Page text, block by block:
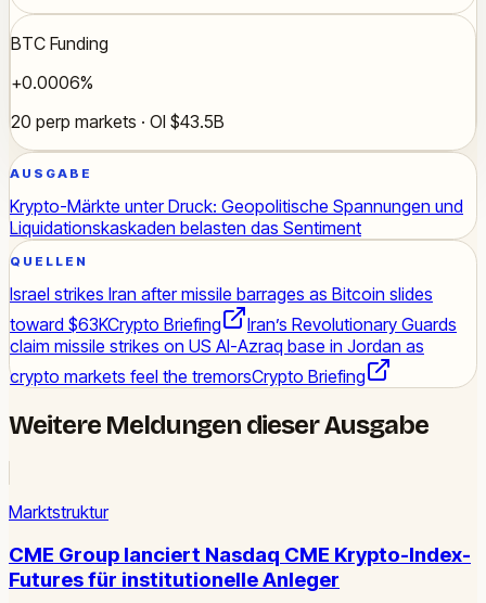
BTC Funding
+0.0006%
20 perp markets · OI $43.5B
AUSGABE
Krypto-Märkte unter Druck: Geopolitische Spannungen und
Liquidationskaskaden belasten das Sentiment
QUELLEN
Israel strikes Iran after missile barrages as Bitcoin slides
toward $63KCrypto Briefing
Iran’s Revolutionary Guards
claim missile strikes on US Al-Azraq base in Jordan as
crypto markets feel the tremorsCrypto Briefing
Weitere Meldungen dieser Ausgabe
Marktstruktur
CME Group lanciert Nasdaq CME Krypto-Index-
Futures für institutionelle Anleger